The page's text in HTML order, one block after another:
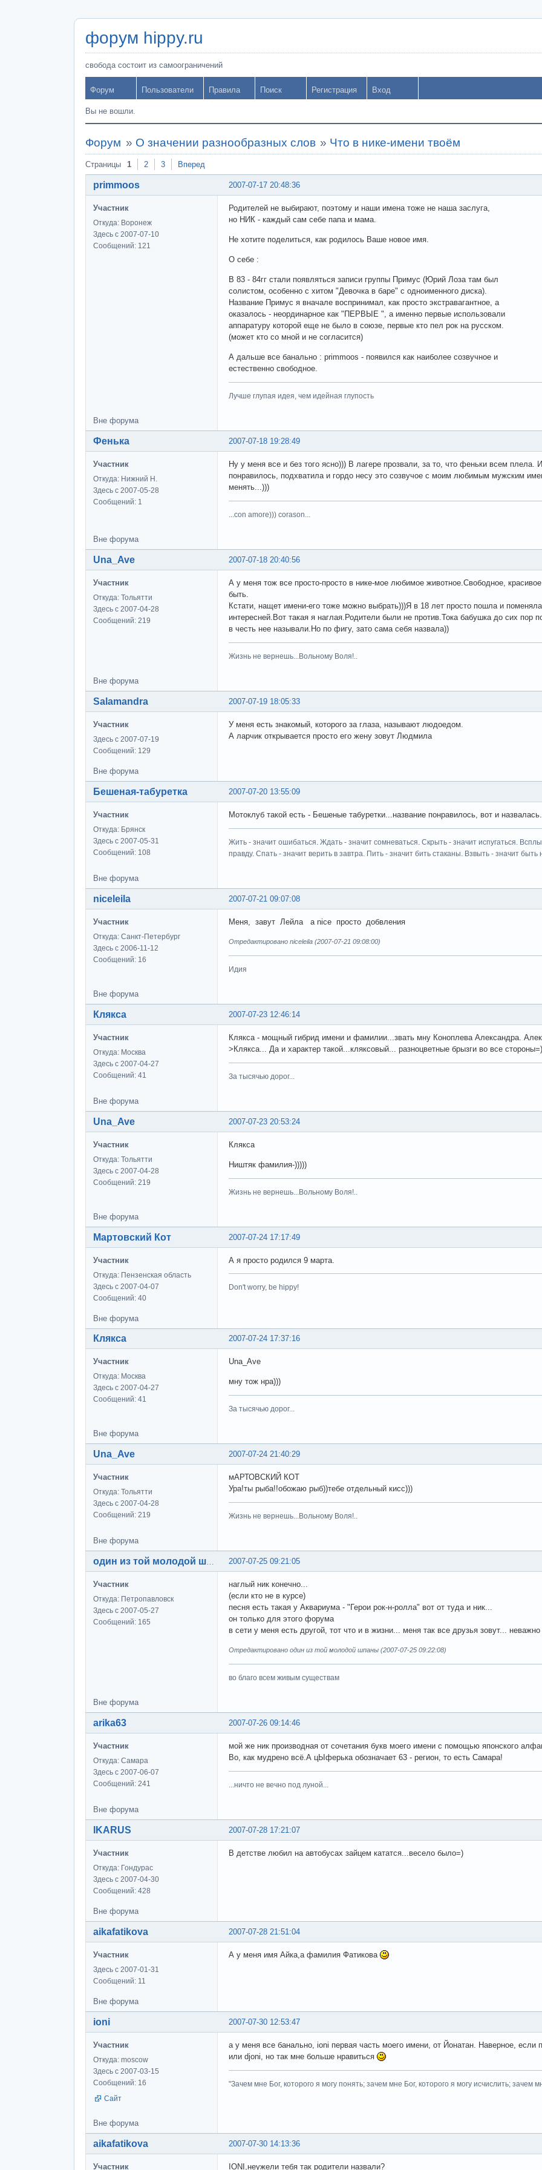
форум hippy.ru
свобода состоит из самоограничений
Форум Пользователи Правила Поиск Регистрация Вход
Вы не вошли.
Форум » О значении разнообразных слов » Что в нике-имени твоём
Страницы 1 2 3 Вперед
2007-07-17 20:48:36
primmoos
Участник
Откуда: Воронеж
Здесь с 2007-07-10
Сообщений: 121
Родителей не выбирают, поэтому и наши имена тоже не наша заслуга,
но НИК - каждый сам себе папа и мама.
Не хотите поделиться, как родилось Ваше новое имя.
О себе :
В 83 - 84гг стали появляться записи группы Примус (Юрий Лоза там был
солистом, особенно с хитом "Девочка в баре" с одноименного диска).
Название Примус я вначале воспринимал, как просто экстравагантное, а
оказалось - неординарное как "ПЕРВЫЕ ", а именно первые использовали
аппаратуру которой еще не было в союзе, первые кто пел рок на русском.
(может кто со мной и не согласится)
А дальше все банально : primmoos - появился как наиболее созвучное и
естественно свободное.
Лучше глупая идея, чем идейная глупость
Вне форума
2007-07-18 19:28:49
Фенька
Участник
Откуда: Нижний Н.
Здесь с 2007-05-28
Сообщений: 1
Ну у меня все и без того ясно))) В лагере прозвали, за то, что феньки всем
понравилось, подхватила и гордо несу это созвучое с моим любимым мужским
менять...)))
...con amore))) corason...
Вне форума
2007-07-18 20:40:56
Una_Ave
Участник
Откуда: Тольятти
Здесь с 2007-04-28
Сообщений: 219
А у меня тож все просто-просто в нике-мое любимое животное.Свободное,
быть.
Кстати, нащет имени-его тоже можно выбрать)))Я в 18 лет просто пошла и
интересней.Вот такая я наглая.Родители были не против.Тока бабушка до сих пор
в честь нее называли.Но по фигу, зато сама себя назвала))
Жизнь не вернешь...Вольному Воля!..
Вне форума
2007-07-19 18:05:33
Salamandra
Участник
Здесь с 2007-07-19
Сообщений: 129
У меня есть знакомый, которого за глаза, называют людоедом.
А ларчик открывается просто его жену зовут Людмила
Вне форума
2007-07-20 13:55:09
Бешеная-табуретка
Участник
Откуда: Брянск
Здесь с 2007-05-31
Сообщений: 108
Мотоклуб такой есть - Бешеные табуретки...название понравилось, вот и назвалась.
Жить - значит ошибаться. Ждать - значит сомневаться. Скрыть - значит испугаться.
правду. Спать - значит верить в завтра. Пить - значит бить стаканы. Взвыть - значит быть
Вне форума
2007-07-21 09:07:08
niceleila
Участник
Откуда: Санкт-Петербург
Здесь с 2006-11-12
Сообщений: 16
Меня, завут Лейла а nice просто добвления
Отредактировано niceleila (2007-07-21 09:08:00)
Идия
Вне форума
2007-07-23 12:46:14
Клякса
Участник
Откуда: Москва
Здесь с 2007-04-27
Сообщений: 41
Клякса - мощный гибрид имени и фамилии...звать мну Коноплева Александра.
>Клякса... Да и характер такой...кляксовый... разноцветные брызги во все
За тысячью дорог...
Вне форума
2007-07-23 20:53:24
Una_Ave
Участник
Откуда: Тольятти
Здесь с 2007-04-28
Сообщений: 219
Клякса
Ништяк фамилия-)))))
Жизнь не вернешь...Вольному Воля!..
Вне форума
2007-07-24 17:17:49
Мартовский Кот
Участник
Откуда: Пензенская область
Здесь с 2007-04-07
Сообщений: 40
А я просто родился 9 марта.
Don't worry, be hippy!
Вне форума
2007-07-24 17:37:16
Клякса
Участник
Откуда: Москва
Здесь с 2007-04-27
Сообщений: 41
Una_Ave
мну тож нра)))
За тысячью дорог...
Вне форума
2007-07-24 21:40:29
Una_Ave
Участник
Откуда: Тольятти
Здесь с 2007-04-28
Сообщений: 219
мАРТОВСКИЙ КОТ
Ура!ты рыба!!обожаю рыб))тебе отдельный кисс)))
Жизнь не вернешь...Вольному Воля!..
Вне форума
2007-07-25 09:21:05
один из той молодой шпаны
Участник
Откуда: Петропавловск
Здесь с 2007-05-27
Сообщений: 165
наглый ник конечно...
(если кто не в курсе)
песня есть такая у Аквариума - "Герои рок-н-ролла" вот от туда и ник...
он только для этого форума
в сети у меня есть другой, тот что и в жизни... меня так все друзья зовут... неважно
Отредактировано один из той молодой шпаны (2007-07-25 09:22:08)
во благо всем живым существам
Вне форума
2007-07-26 09:14:46
arika63
Участник
Откуда: Самара
Здесь с 2007-06-07
Сообщений: 241
мой же ник производная от сочетания букв моего имени с помощью японского
Во, как мудрено всё.А цЫферька обозначает 63 - регион, то есть Самара!
...ничто не вечно под луной...
Вне форума
2007-07-28 17:21:07
IKARUS
Участник
Откуда: Гондурас
Здесь с 2007-04-30
Сообщений: 428
В детстве любил на автобусах зайцем кататся...весело было=)
Вне форума
2007-07-28 21:51:04
aikafatikova
Участник
Здесь с 2007-01-31
Сообщений: 11
А у меня имя Айка,а фамилия Фатикова
Вне форума
2007-07-30 12:53:47
ioni
Участник
Откуда: moscow
Здесь с 2007-03-15
Сообщений: 16
Сайт
а у меня все банально, ioni первая часть моего имени, от Йонатан. Наверное, если
или djoni, но так мне больше нравиться
"Зачем мне Бог, которого я могу понять; зачем мне Бог, которого я могу исчислить; зачем
Вне форума
2007-07-30 14:13:36
aikafatikova
Участник IONI,неужели тебя так родители назвали?